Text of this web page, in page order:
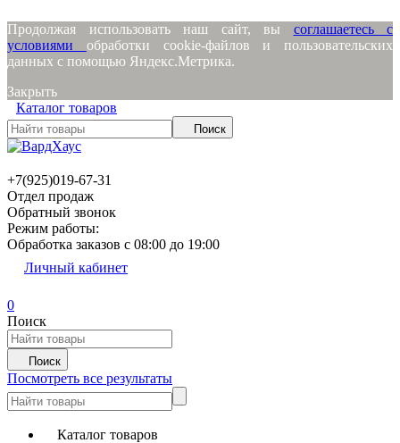
Продолжая использовать наш сайт, вы соглашаетесь с
условиями обработки cookie-файлов и пользовательских
данных с помощью Яндекс.Метрика.
Закрыть
Каталог товаров
Поиск
+7(925)019-67-31
Отдел продаж
Обратный звонок
Режим работы:
Обработка заказов с 08:00 до 19:00
Личный кабинет
0
Поиск
Поиск
Посмотреть все результаты
Каталог товаров